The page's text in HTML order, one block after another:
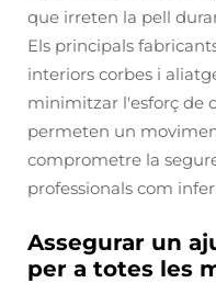
que irreten la pell
Els principals
interiors corbes i
minimitzar l'esforç de
permeten un
comprometre la
professionals com
Assegurar un
per a totes les